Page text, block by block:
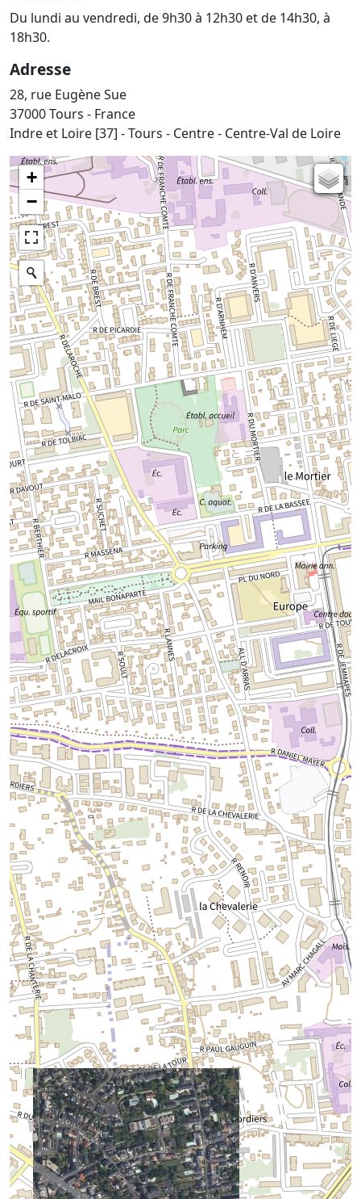
Du lundi au vendredi, de 9h30 à 12h30 et de 14h30, à
18h30.
Adresse
28, rue Eugène Sue
37000 Tours - France
Indre et Loire [37] - Tours - Centre - Centre-Val de Loire
+
−
Parcellaire cadastral
Plan IGN
Photographies aériennes